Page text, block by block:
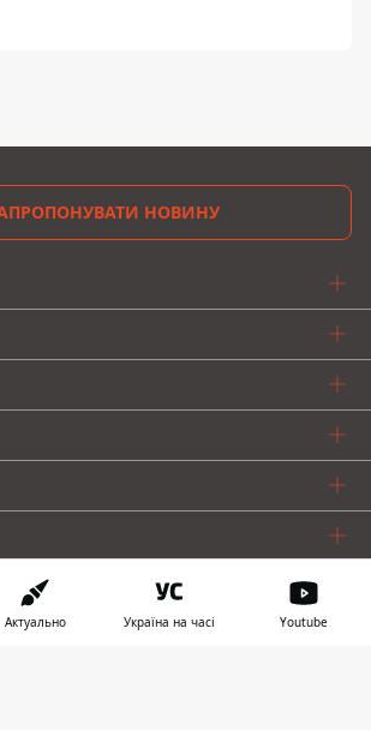
НОВИНУ
Актуально Україна на часі Youtube